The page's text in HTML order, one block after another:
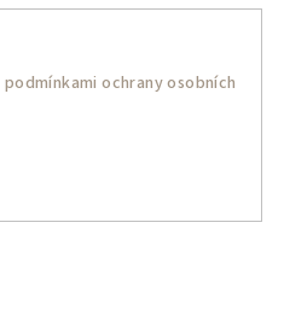
podmínkami ochrany osobních